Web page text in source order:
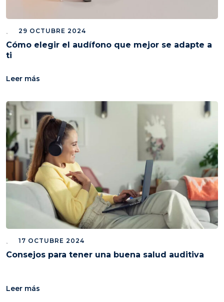
29 OCTUBRE 2024
Cómo elegir el audífono que mejor se adapte a
ti
Leer más
17 OCTUBRE 2024
Consejos para tener una buena salud auditiva
Leer más